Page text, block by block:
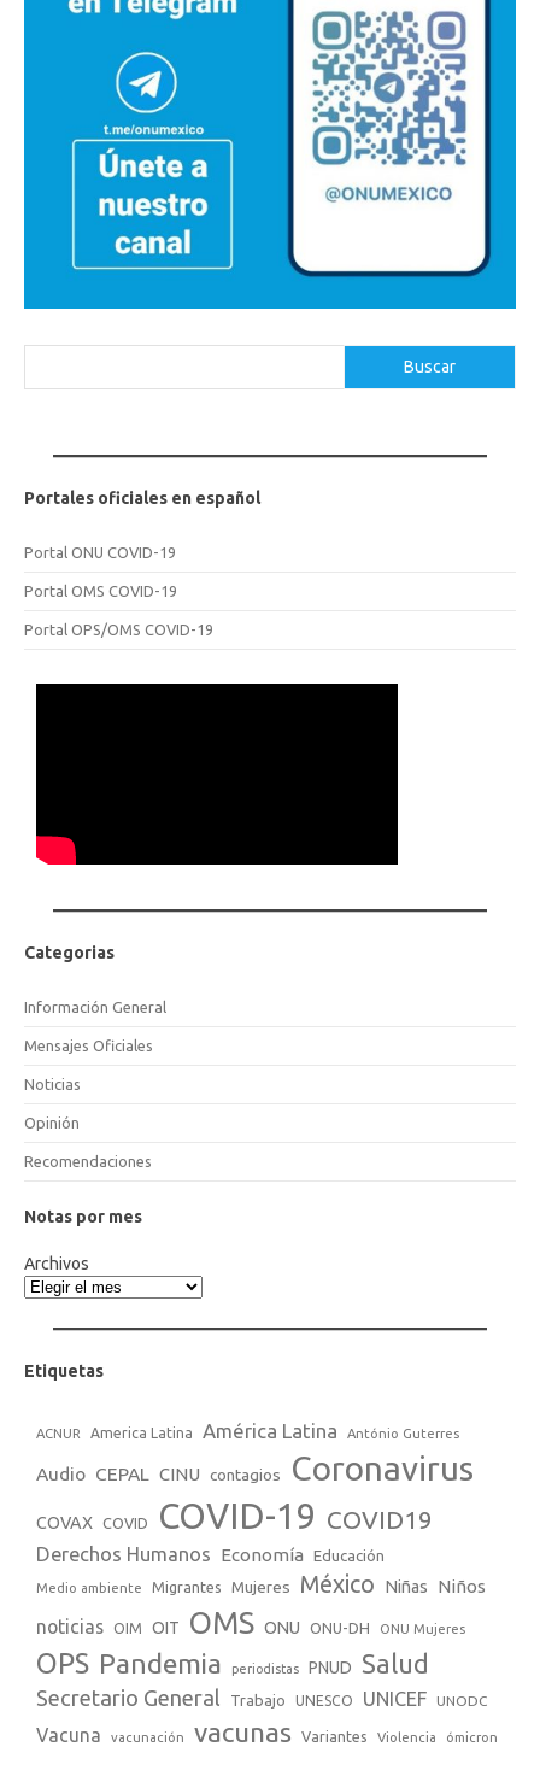
Buscar
Portales oficiales en español
Portal ONU COVID-19
Portal OMS COVID-19
Portal OPS/OMS COVID-19
Categorias
Información General
Mensajes Oficiales
Noticias
Opinión
Recomendaciones
Notas por mes
Archivos
Etiquetas
ACNUR America Latina América Latina António Guterres
Audio CEPAL CINU contagios Coronavirus
COVAX COVID COVID-19 COVID19
Derechos Humanos Economía Educación
Medio ambiente Migrantes Mujeres México Niñas Niños
noticias OIM OIT OMS ONU ONU-DH ONU Mujeres
OPS Pandemia periodistas PNUD Salud
Secretario General Trabajo UNESCO UNICEF UNODC
Vacuna vacunación vacunas Variantes Violencia ómicron